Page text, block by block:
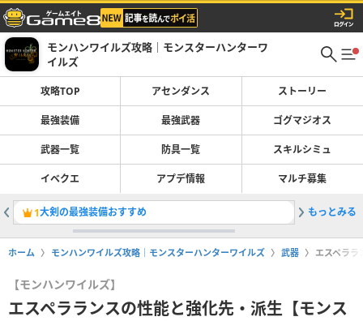
モンハンワイルズ攻略｜モンスターハンターワ
イルズ
攻略TOP アセンダンス ストーリー
最強装備 最強武器 ゴグマジオス
武器一覧 防具一覧 スキルシミュ
イベクエ アプデ情報 マルチ募集
1大剣の最強装備おすすめ 2巨戟ア
もっとみる
ホーム モンハンワイルズ攻略｜モンスターハンターワイルズ 武器 エスペラ
【モンハンワイルズ】
エスペラランスの性能と強化先・派生【モンス